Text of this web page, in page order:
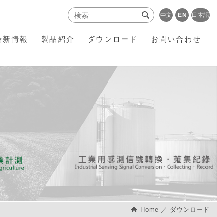
中文 EN 日本語
新情報 製品紹介 ダウンロード お問い合わせ
Home ダウンロード